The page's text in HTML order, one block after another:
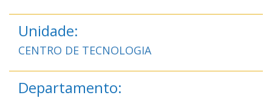
Unidade:
CENTRO DE TECNOLOGIA
Departamento: